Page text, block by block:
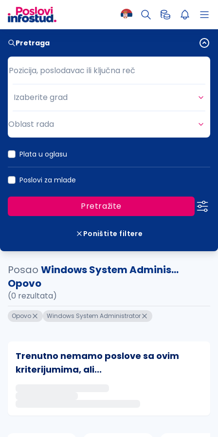
Pretraga
Pozicija, poslodavac ili ključna reč
Pozicija, poslodavac ili ključna reč
Grad
Izaberite grad
Oblast rada
Plata u oglasu
Poslovi za mlade
Pretražite
Poništite filtere
Posao Windows System Adminis...
Opovo
(0 rezultata)
Opovo Windows System Administrator
Trenutno nemamo poslove sa ovim
kriterijumima, ali...